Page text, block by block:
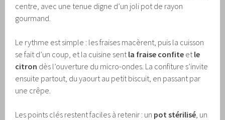
centre, avec une tenue digne d’un joli pot de rayon
gourmand.
Le rythme est simple : les fraises macèrent, puis la cuisson
se fait d’un coup, et la cuisine sent la fraise confite et le
citron dès l’ouverture du micro-ondes. La confiture s’invite
ensuite partout, du yaourt au petit biscuit, en passant par
une crêpe.
Les points clés restent faciles à retenir : un pot stérilisé , un